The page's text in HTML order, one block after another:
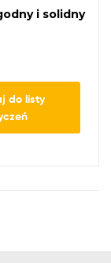
i solidny
do listy